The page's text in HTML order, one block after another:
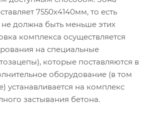
7550х4140мм, то есть
должна быть меньше этих
комплекса осуществляется
на специальные
которые поставляются в
оборудование (в том
устанавливается на комплекс
застывания бетона.